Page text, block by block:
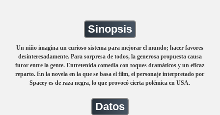
Sinopsis
Un niño imagina un curioso sistema para mejorar el mundo; hacer favores
desinteresadamente. Para sorpresa de todos, la generosa propuesta causa
furor entre la gente. Entretenida comedia con toques dramáticos y un eficaz
reparto. En la novela en la que se basa el film, el personaje interpretado por
Spacey es de raza negra, lo que provocó cierta polémica en USA.
Datos